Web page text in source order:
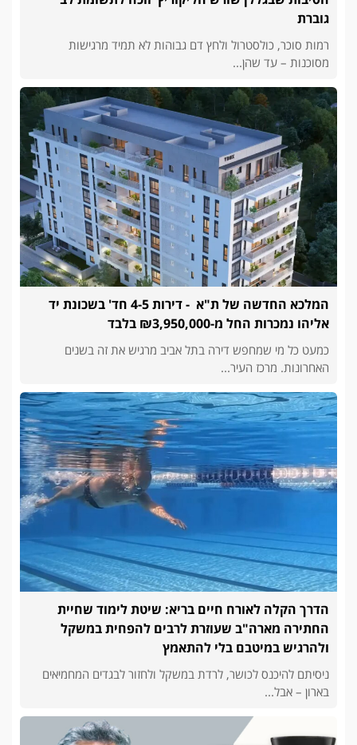
גוברת
רמות סוכר, כולסטרול ולחץ דם גבוהות לא תמיד מרגישות
מסוכנות – עד שהן...
המלכא החדשה של ת"א - דירות 4-5 חד' בשכונת יד
אליהו נמכרות החל מ-₪3,950,000 בלבד
כמעט כל מי שמחפש דירה בתל אביב מרגיש את זה בשנים
האחרונות. מרכז העיר...
הדרך הקלה לאורח חיים בריא: שיטת לימוד שחיית
החתירה מארה"ב שעוזרת לרבים להפחית במשקל
ולהרגיש במיטבם בלי להתאמץ
ניסיתם להיכנס לכושר, לרדת במשקל ולחזור לבגדים המחמיאים
בארון – אבל...